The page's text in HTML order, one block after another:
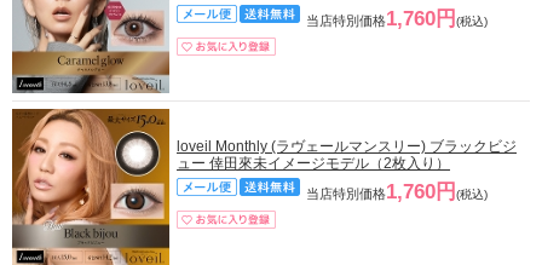
当店特別価格1,760円 (税込)
loveil Monthly (ラヴェールマンスリー) ブラックビジ
ュー 倖田來未イメージモデル（2枚入り）
当店特別価格1,760円 (税込)